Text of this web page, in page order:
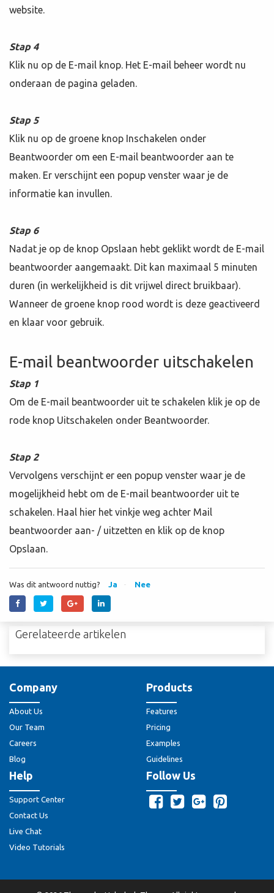
website.
Stap 4
Klik nu op de E-mail knop. Het E-mail beheer wordt nu
onderaan de pagina geladen.
Stap 5
Klik nu op de groene knop Inschakelen onder
Beantwoorder om een E-mail beantwoorder aan te
maken. Er verschijnt een popup venster waar je de
informatie kan invullen.
Stap 6
Nadat je op de knop Opslaan hebt geklikt wordt de E-mail
beantwoorder aangemaakt. Dit kan maximaal 5 minuten
duren (in werkelijkheid is dit vrijwel direct bruikbaar).
Wanneer de groene knop rood wordt is deze geactiveerd
en klaar voor gebruik.
E-mail beantwoorder uitschakelen
Stap 1
Om de E-mail beantwoorder uit te schakelen klik je op de
rode knop Uitschakelen onder Beantwoorder.
Stap 2
Vervolgens verschijnt er een popup venster waar je de
mogelijkheid hebt om de E-mail beantwoorder uit te
schakelen. Haal hier het vinkje weg achter Mail
beantwoorder aan- / uitzetten en klik op de knop
Opslaan.
Was dit antwoord nuttig? Ja Nee
Gerelateerde artikelen
Company
About Us
Our Team
Careers
Blog
Products
Features
Pricing
Examples
Guidelines
Help
Support Center
Contact Us
Live Chat
Video Tutorials
Follow Us